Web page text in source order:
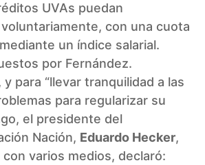
UVAs puedan
con una cuota
un índice salarial.
por Fernández.
para “llevar tranquilidad a las
para regularizar su
el presidente del
Nación, Eduardo Hecker,
varios medios, declaró: